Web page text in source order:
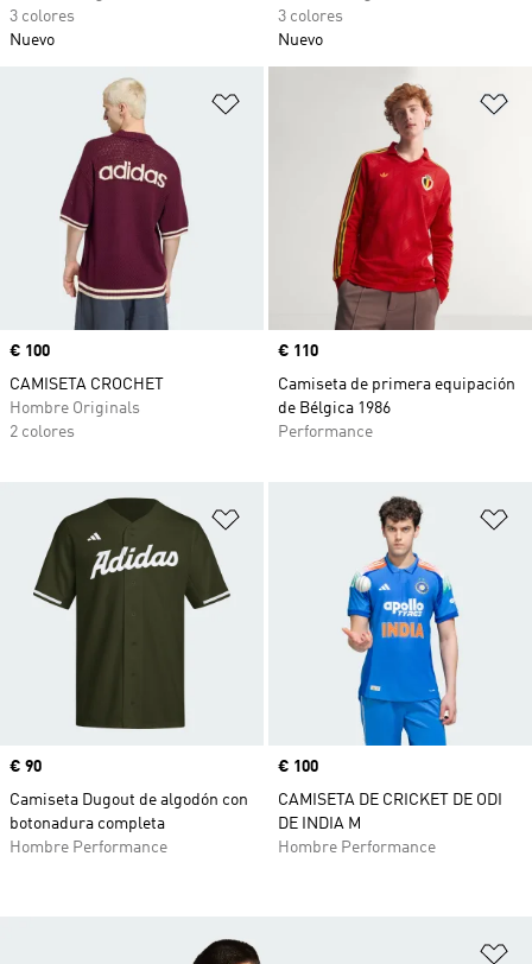
3 colores
Nuevo
3 colores
Nuevo
Añadir a la lista de deseos
Precio
€ 100
CAMISETA CROCHET
Hombre Originals
2 colores
Precio
€ 110
Camiseta de primera equipación
de Bélgica 1986
Performance
Añadir a la lista de deseos
Precio
€ 90
Camiseta Dugout de algodón con
botonadura completa
Hombre Performance
Precio
€ 100
CAMISETA DE CRICKET DE ODI
DE INDIA M
Hombre Performance